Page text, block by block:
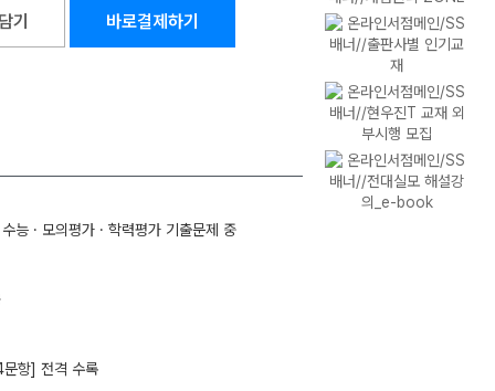
기 바로결제하기
· 모의평가 · 학력평가 기출문제 중
항] 전격 수록